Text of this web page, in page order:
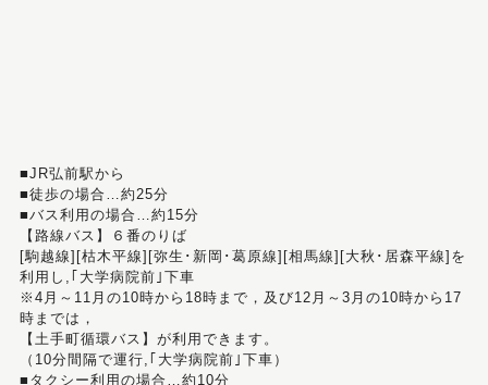
■JR弘前駅から
■徒歩の場合…約25分
■バス利用の場合…約15分
【路線バス】６番のりば
[駒越線][枯木平線][弥生･新岡･葛原線][相馬線][大秋･居森平線]を
利用し,｢大学病院前｣下車
※4月～11月の10時から18時まで，及び12月～3月の10時から17
時までは，
【土手町循環バス】が利用できます。
（10分間隔で運行,｢大学病院前｣下車）
■タクシー利用の場合…約10分